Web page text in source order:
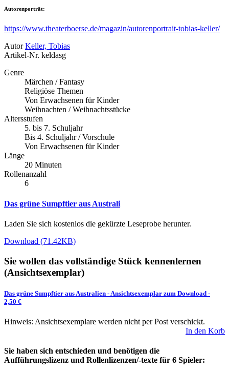
Autorenporträt:
https://www.theaterboerse.de/magazin/autorenportrait-tobias-keller/
Autor Keller, Tobias
Artikel-Nr. keldasg
Genre
Märchen / Fantasy
Religiöse Themen
Von Erwachsenen für Kinder
Weihnachten / Weihnachtsstücke
Altersstufen
5. bis 7. Schuljahr
Bis 4. Schuljahr / Vorschule
Von Erwachsenen für Kinder
Länge
20 Minuten
Rollenanzahl
6
Das grüne Sumpftier aus Australi
Laden Sie sich kostenlos die gekürzte Leseprobe herunter.
Download (71.42KB)
Sie wollen das vollständige Stück kennenlernen
(Ansichtsexemplar)
Das grüne Sumpftier aus Australien - Ansichtsexemplar zum Download -
2,50 €
Hinweis: Ansichtsexemplare werden nicht per Post verschickt.
In den Korb
Sie haben sich entschieden und benötigen die
Aufführungslizenz und Rollenlizenzen/-texte für 6 Spieler: